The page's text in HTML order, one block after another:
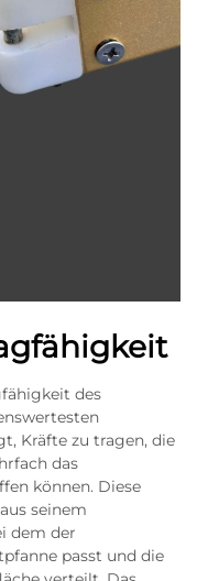
des
Kräfte zu tragen, die
das
können. Diese
seinem
dem der
passt und die